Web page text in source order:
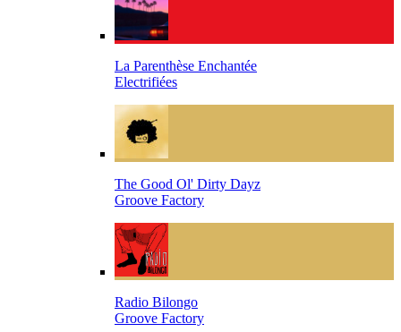
La Parenthèse Enchantée
Electrifiées
The Good Ol' Dirty Dayz
Groove Factory
Radio Bilongo
Groove Factory